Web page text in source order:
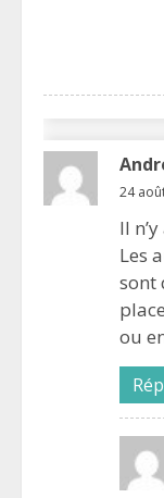
24
Il
Les
sont
ou